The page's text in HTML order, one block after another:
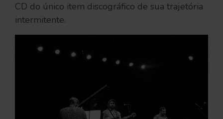
CD do único item discográfico de sua trajetória
intermitente.